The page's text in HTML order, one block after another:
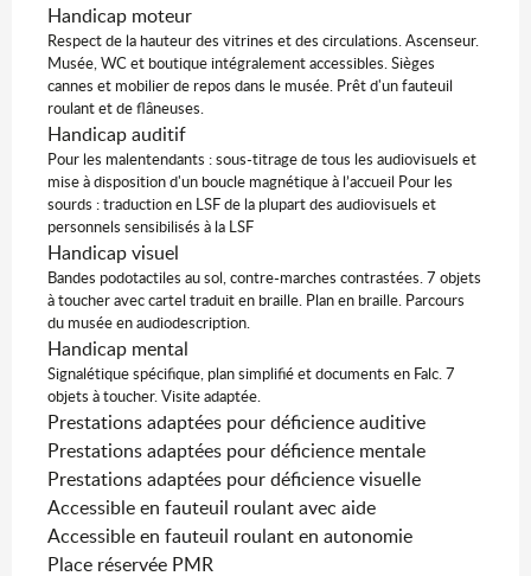
Handicap moteur
Respect de la hauteur des vitrines et des circulations. Ascenseur.
Musée, WC et boutique intégralement accessibles. Sièges
cannes et mobilier de repos dans le musée. Prêt d'un fauteuil
roulant et de flâneuses.
Handicap auditif
Pour les malentendants : sous-titrage de tous les audiovisuels et
mise à disposition d'un boucle magnétique à l’accueil Pour les
sourds : traduction en LSF de la plupart des audiovisuels et
personnels sensibilisés à la LSF
Handicap visuel
Bandes podotactiles au sol, contre-marches contrastées. 7 objets
à toucher avec cartel traduit en braille. Plan en braille. Parcours
du musée en audiodescription.
Handicap mental
Signalétique spécifique, plan simplifié et documents en Falc. 7
objets à toucher. Visite adaptée.
Prestations adaptées pour déficience auditive
Prestations adaptées pour déficience mentale
Prestations adaptées pour déficience visuelle
Accessible en fauteuil roulant avec aide
Accessible en fauteuil roulant en autonomie
Place réservée PMR